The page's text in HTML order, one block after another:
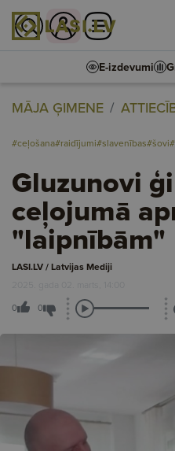
E-izdevumi
MĀJA ĢIMENE
#ceļošana#raidījumi#slavenības#šovi
Gluzunovi
ceļojumā
"laipnībām"
LASI.LV / Latvijas Mediji
2025. gada 02. marts, 14:00
0 0